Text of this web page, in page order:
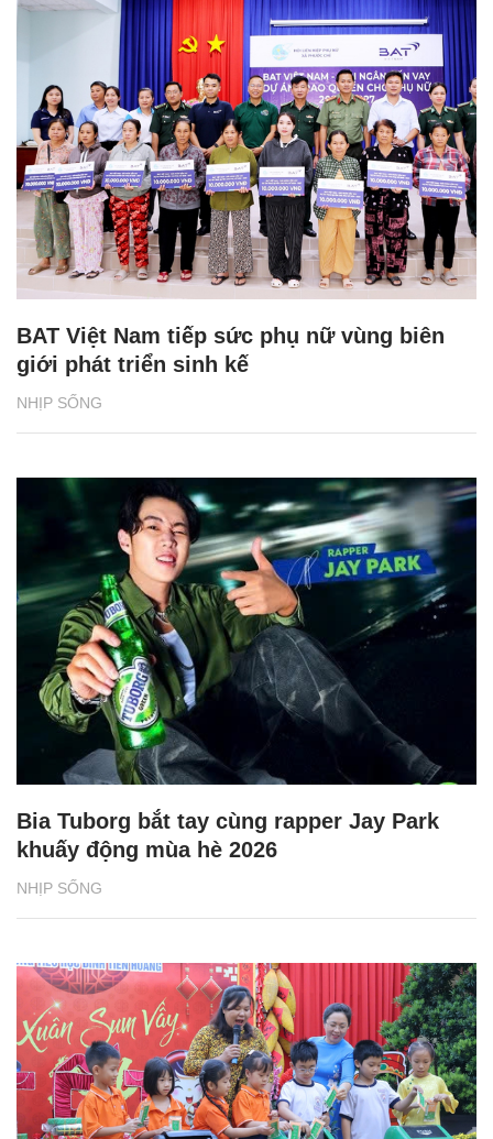
NHỊP SỐNG
BAT Việt Nam tiếp sức phụ nữ vùng biên
giới phát triển sinh kế
NHỊP SỐNG
Bia Tuborg bắt tay cùng rapper Jay Park
khuấy động mùa hè 2026